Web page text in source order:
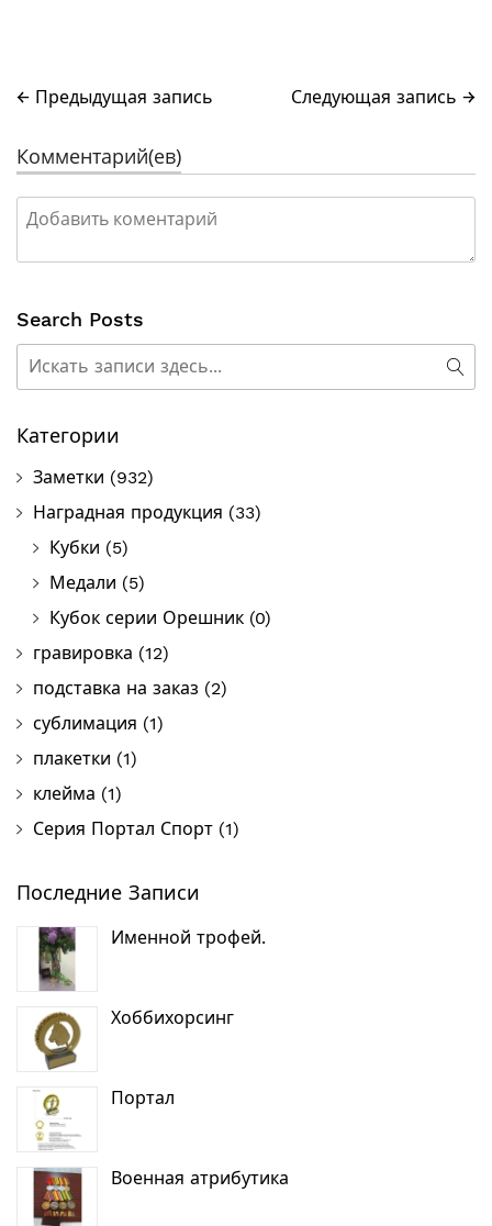
← Предыдущая запись Следующая запись →
Комментарий(ев)
Search Posts
Категории
Заметки (932)
Наградная продукция (33)
Кубки (5)
Медали (5)
Кубок серии Орешник (0)
гравировка (12)
подставка на заказ (2)
сублимация (1)
плакетки (1)
клейма (1)
Серия Портал Спорт (1)
Последние Записи
Именной трофей.
Хоббихорсинг
Портал
Военная атрибутика